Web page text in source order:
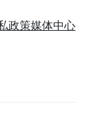
政策媒体中心